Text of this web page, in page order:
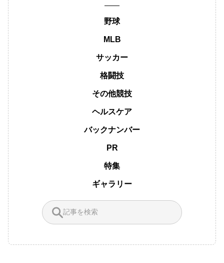
野球
MLB
サッカー
格闘技
その他競技
ヘルスケア
バックナンバー
PR
特集
ギャラリー